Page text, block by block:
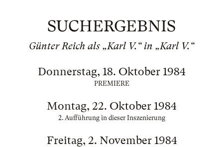
SUCHERGEBNIS
Günter Reich als „Karl V.“ in „Karl V.“
Donnerstag, 18. Oktober 1984
PREMIERE
Montag, 22. Oktober 1984
2. Aufführung in dieser Inszenierung
Freitag, 2. November 1984